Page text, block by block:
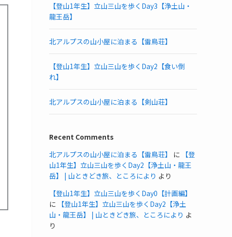
【登山1年生】立山三山を歩くDay3【浄土山・
龍王岳】
北アルプスの山小屋に泊まる【雷鳥荘】
【登山1年生】立山三山を歩くDay2【食い倒
れ】
北アルプスの山小屋に泊まる【剣山荘】
Recent Comments
北アルプスの山小屋に泊まる【雷鳥荘】
に
【登
山1年生】立山三山を歩くDay2【浄土山・龍王
岳】 | 山ときどき旅、ところにより より
【登山1年生】立山三山を歩くDay0【計画編】
に
【登山1年生】立山三山を歩くDay2【浄土
山・龍王岳】 | 山ときどき旅、ところにより よ
り